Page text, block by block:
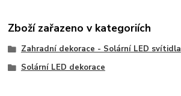
Zboží zařazeno v kategoriích
Zahradní dekorace - Solární LED svítidla
Solární LED dekorace